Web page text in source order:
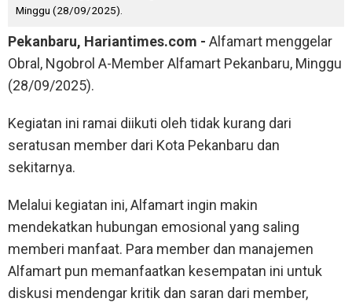
Minggu (28/09/2025).
Pekanbaru, Hariantimes.com - Alfamart menggelar
Obral, Ngobrol A-Member Alfamart Pekanbaru, Minggu
(28/09/2025).
Kegiatan ini ramai diikuti oleh tidak kurang dari
seratusan member dari Kota Pekanbaru dan
sekitarnya.
Melalui kegiatan ini, Alfamart ingin makin
mendekatkan hubungan emosional yang saling
memberi manfaat. Para member dan manajemen
Alfamart pun memanfaatkan kesempatan ini untuk
diskusi mendengar kritik dan saran dari member,